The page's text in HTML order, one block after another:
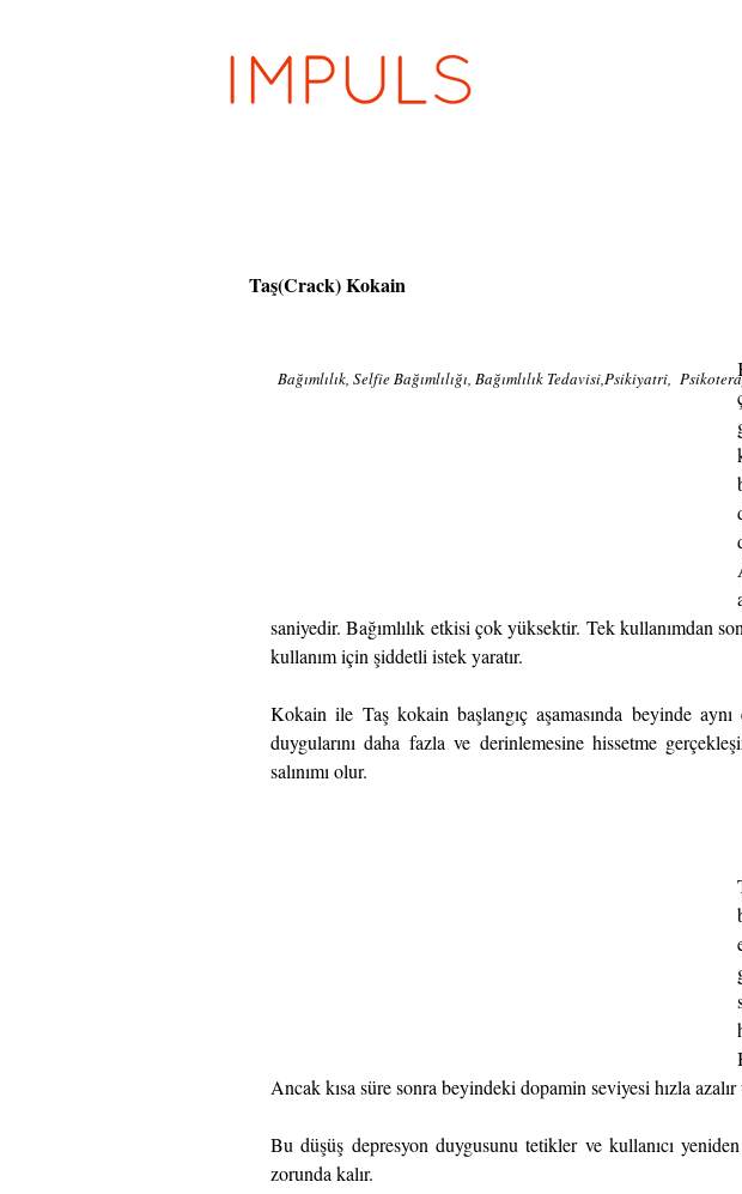
Taş(Crack) Kokain
saniyedir. Bağımlılık etkisi çok yüksektir. Tek kullanımdan
kullanım için şiddetli istek yaratır.
Kokain ile Taş kokain başlangıç aşamasında beyinde
duygularını daha fazla ve derinlemesine hissetme
salınımı olur.
Ancak kısa süre sonra beyindeki dopamin seviyesi hızla
Bu düşüş depresyon duygusunu tetikler ve kullanıcı
zorunda kalır.
Bağımlılık, Selfie Bağımlılığı, Bağımlılık Tedavisi,Psikiyatri,